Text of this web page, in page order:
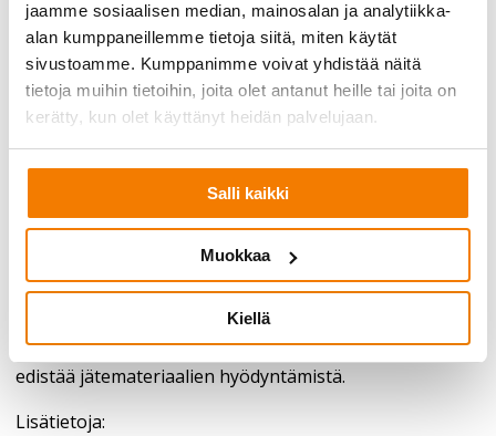
jaamme sosiaalisen median, mainosalan ja analytiikka-
alan kumppaneillemme tietoja siitä, miten käytät
sivustoamme. Kumppanimme voivat yhdistää näitä
tietoja muihin tietoihin, joita olet antanut heille tai joita on
kerätty, kun olet käyttänyt heidän palvelujaan.
Salli kaikki
Muokkaa
Kiellä
Hankkeessa etsitään uusia toimintamalleja
digitalisoinnin käytöstä mm. rakennustuotteiden
jäljitettävyydessä sekä jätemäärien ennustamisessa
kehittämällä esimerkiksi uusia työkaluja rakennuksen
tietomalliin (Building Information Model, BIM) ja uusia
konsepteja rakennusjätteiden kierrätykseen.
Hankkeessa kehitetään uusia teknologia- ja
tuoteratkaisuja, joita testataan
demonstraatioprojektein. Hankkeen aikana arvioidaan
myös ratkaisujen ympäristö- että taloudelliset
vaikutukset. Lisäksi hankkeessa on pyritty
tunnistamaan ilmiöitä, jotka nykyisin haittaavat
lajittelevaa purkua sekä ohjauskeinoja, joilla voitaisiin
edistää jätemateriaalien hyödyntämistä.
Lisätietoja: